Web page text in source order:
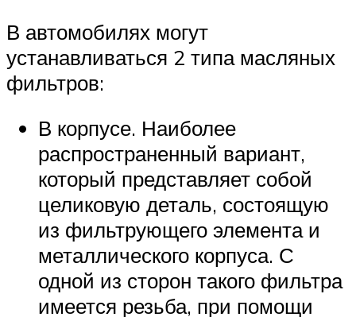
В автомобилях могут
устанавливаться 2 типа масляных
фильтров:
В корпусе. Наиболее
распространенный вариант,
который представляет собой
целиковую деталь, состоящую
из фильтрующего элемента и
металлического корпуса. С
одной из сторон такого фильтра
имеется резьба, при помощи